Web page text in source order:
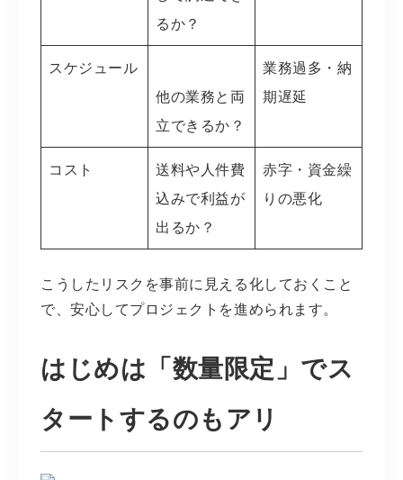
るか？
スケジュール
他の業務と両
立できるか？
業務過多・納
期遅延
コスト
送料や人件費
込みで利益が
出るか？
赤字・資金繰
りの悪化
こうしたリスクを事前に見える化しておくこと
で、安心してプロジェクトを進められます。
はじめは「数量限定」でス
タートするのもアリ